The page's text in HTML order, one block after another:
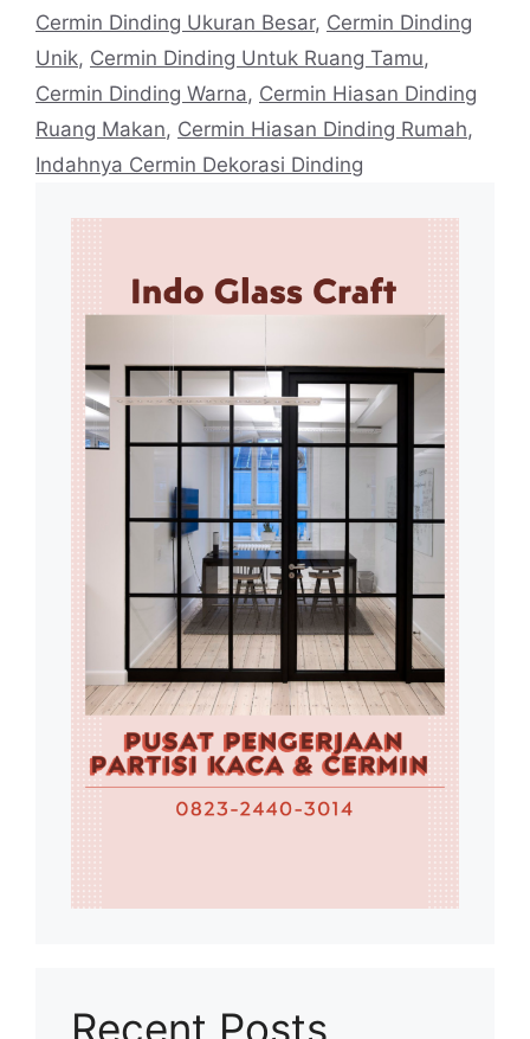
Cermin Dinding Ukuran Besar, Cermin Dinding
Unik, Cermin Dinding Untuk Ruang Tamu,
Cermin Dinding Warna, Cermin Hiasan Dinding
Ruang Makan, Cermin Hiasan Dinding Rumah,
Indahnya Cermin Dekorasi Dinding
Recent Posts